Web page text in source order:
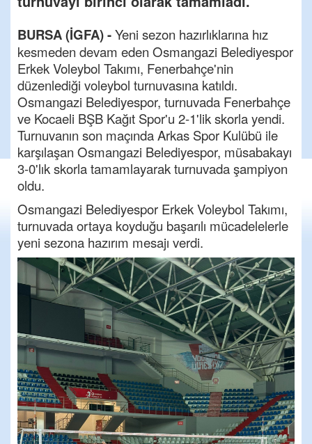
BURSA (İGFA) -Yeni sezon hazırlıklarına hız
kesmeden devam eden Osmangazi Belediyespor
Erkek Voleybol Takımı, Fenerbahçe'nin
düzenlediği voleybol turnuvasına katıldı.
Osmangazi Belediyespor, turnuvada Fenerbahçe
ve Kocaeli BŞB Kağıt Spor'u 2-1'lik skorla yendi.
Turnuvanın son maçında Arkas Spor Kulübü ile
karşılaşan Osmangazi Belediyespor, müsabakayı
3-0'lık skorla tamamlayarak turnuvada şampiyon
oldu.
Osmangazi Belediyespor Erkek Voleybol Takımı,
turnuvada ortaya koyduğu başarılı mücadelelerle
yeni sezona hazırım mesajı verdi.